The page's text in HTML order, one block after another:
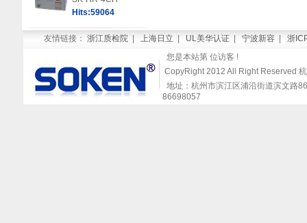
Hits:59064
友情链接： 浙江质检院| 上海日立 UL美华认证| 宁波新容| 浙
您是本站第 位访客 !
CopyRight 2012 All Right Reserved
地址：杭州市滨江区浦沿街道滨文
86698057